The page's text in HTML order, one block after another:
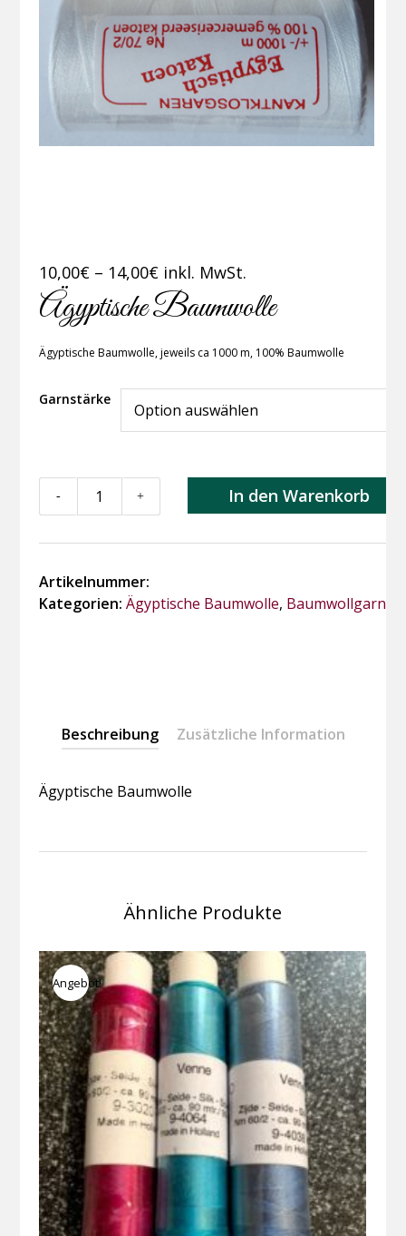
10,00€ – 14,00€Preisspanne:
10,00€
bis
inkl. MwSt.
Ägyptische Baumwolle
Ägyptische Baumwolle, jeweils ca 1000 m, 100% Baumwolle
Garnstärke
Ägyptische
Baumwolle
- + In den Warenkorb
Artikelnummer:
Kategorien: Ägyptische Baumwolle, Baumwollgarne
Beschreibung Zusätzliche Information
Ägyptische Baumwolle
Ähnliche Produkte
Angebot!